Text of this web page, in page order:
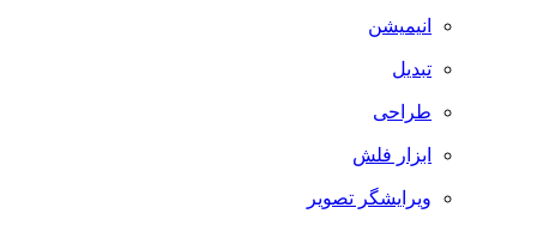
انیمیشن
تبدیل
طراحی
ابزار فلش
ویرایشگر تصویر